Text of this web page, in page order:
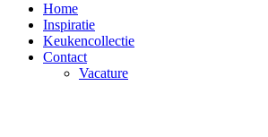
Home
Inspiratie
Keukencollectie
Contact
Vacature